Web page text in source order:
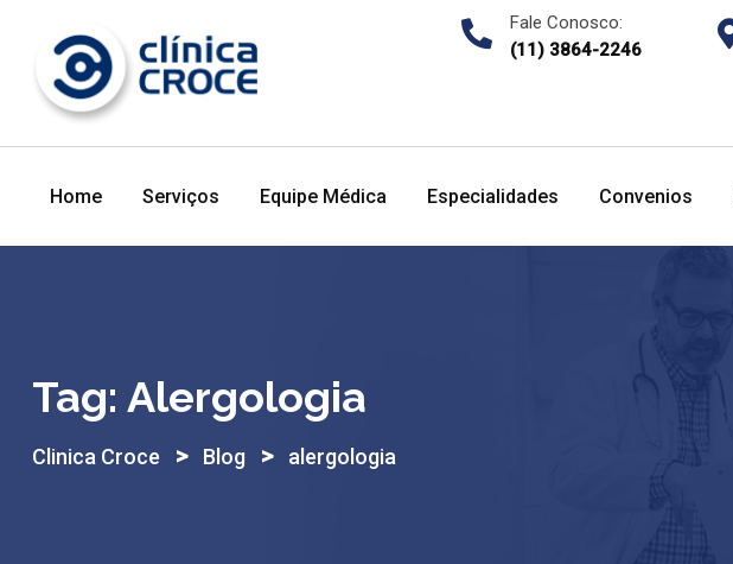
content
Fale Conosco:
(11) 3864-2246
Home Serviços Equipe Médica Especialidades Convenios
Tag: Alergologia
Clinica Croce > Blog > alergologia